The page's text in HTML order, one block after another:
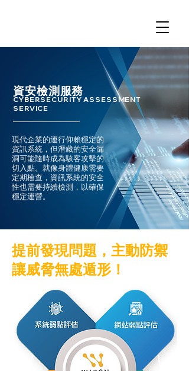
資安檢測服務
CYBERSECURITY ASSESSMENT
SERVICE
現代企業的運行仰賴穩定的
資訊系統，但潛藏的安全漏
洞可能隨時成為駭客攻擊的
切入點。就像身體健康需要
定期檢查，資訊系統的安全
性也需要持續檢測，以確保
穩定運營。
提前發現問題，主動防禦
讓威脅無處遁形！